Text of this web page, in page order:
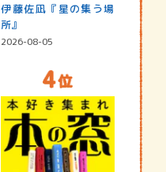
伊藤佐凪『星の集う場
所』
2026-08-05